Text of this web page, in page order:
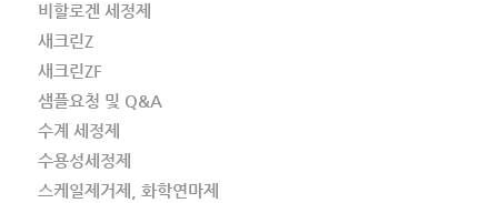
비할로겐 세정제
새크린Z
새크린ZF
샘플요청 및 Q&A
수계 세정제
수용성세정제
스케일제거제, 화학연마제